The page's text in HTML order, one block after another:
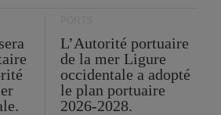
L’Autorité portuaire
de la mer Ligure
occidentale a adopté
le plan portuaire
2026-2028.